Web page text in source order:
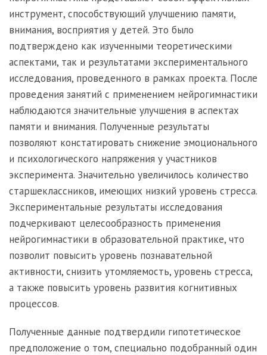
инструмент, способствующий улучшению памяти,
внимания, восприятия у детей. Это было
подтверждено как изученными теоретическими
аспектами, так и результатами экспериментального
исследования, проведенного в рамках проекта. После
проведения занятий с применением нейрогимнастики
наблюдаются значительные улучшения в аспектах
памяти и внимания. Полученные результаты
позволяют констатировать снижение эмоционального
и психологического напряжения у участников
эксперимента. Значительно увеличилось количество
старшеклассников, имеющих низкий уровень стресса.
Экспериментальные результаты исследования
подчеркивают целесообразность применения
нейрогимнастики в образовательной практике, что
позволит повысить уровень познавательной
активности, снизить утомляемость, уровень стресса,
а также повысить уровень развития когнитивных
процессов.
Полученные данные подтвердили гипотетическое
предположение о том, специально подобранный один